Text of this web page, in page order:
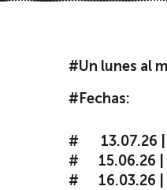
#Un lunes al
#Fechas:
13.07.26
15.06.26 |
16.03.26